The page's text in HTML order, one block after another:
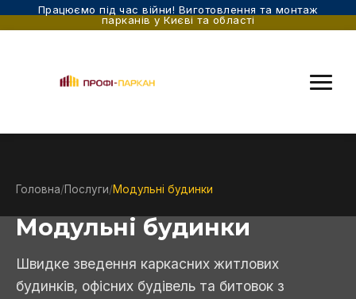
Працюємо під час війни! Виготовлення та монтаж
парканів у Києві та області
Головна/Послуги/Модульні будинки
Модульні будинки
Швидке зведення каркасних житлових
будинків, офісних будівель та битовок з